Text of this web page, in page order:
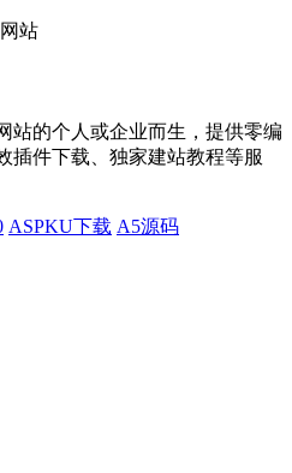
站的个人或企业而生，提供零编
插件下载、独家建站教程等服
ASPKU下载 A5源码